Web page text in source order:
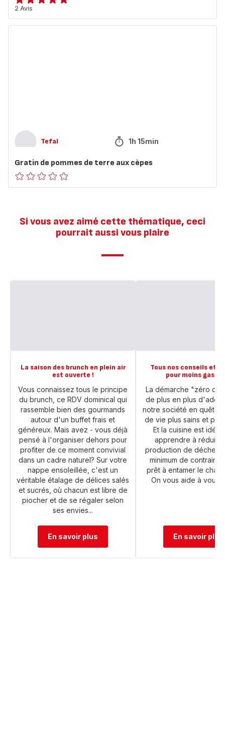
ratings.4.7
2 Avis
Tefal 1h 15min
Gratin de pommes de terre aux cèpes
ratings.0
Si vous avez aimé cette thématique, ceci
pourrait aussi vous plaire
La saison des brunch en plein air
est ouverte !
Vous connaissez tous le principe
du brunch, ce RDV dominical qui
rassemble bien des gourmands
autour d'un buffet frais et
généreux. Mais avez - vous déjà
pensé à l'organiser dehors pour
profiter de ce moment convivial
dans un cadre naturel? Sur votre
nappe ensoleillée, c'est un
véritable étalage de délices salés
et sucrés, où chacun est libre de
piocher et de se régaler selon
ses envies...
En savoir plus
Tous nos conseils et
pour moins
La démarche "zéro
de plus en plus
notre société en quête
de vie plus sains et plus
Et la cuisine est
apprendre à réduire
production de déchets,
minimum de
prêt à entamer le
On vous aide à vous
En savoir plus